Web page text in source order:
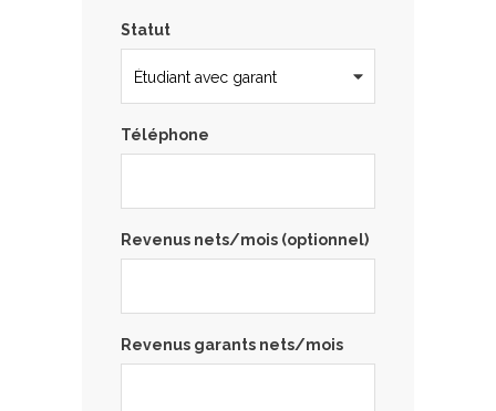
Statut
Téléphone
Revenus nets/mois (optionnel)
Revenus garants nets/mois